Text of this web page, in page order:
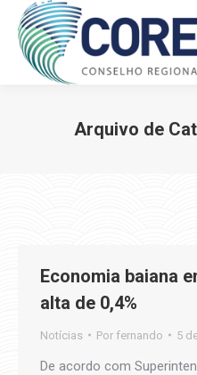
Arquivo de
Economia baiana
alta de 0,4%
Notícias Por fernando 5
De acordo com